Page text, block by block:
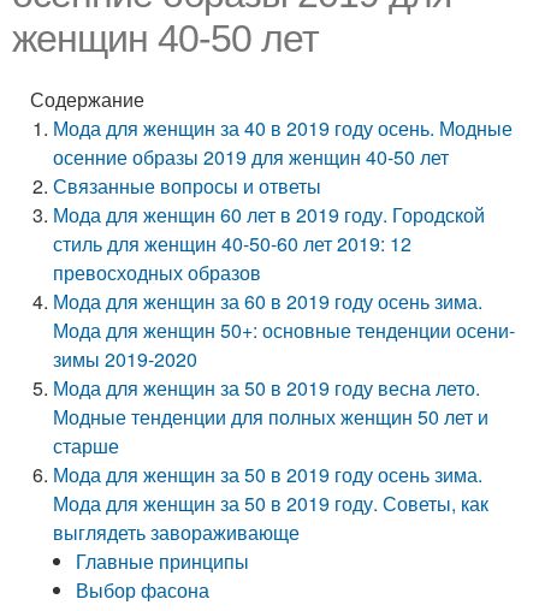
женщин 40-50 лет
Содержание
Мода для женщин за 40 в 2019 году осень. Модные
осенние образы 2019 для женщин 40-50 лет
Связанные вопросы и ответы
Мода для женщин 60 лет в 2019 году. Городской
стиль для женщин 40-50-60 лет 2019: 12
превосходных образов
Мода для женщин за 60 в 2019 году осень зима.
Мода для женщин 50+: основные тенденции осени-
зимы 2019-2020
Мода для женщин за 50 в 2019 году весна лето.
Модные тенденции для полных женщин 50 лет и
старше
Мода для женщин за 50 в 2019 году осень зима.
Мода для женщин за 50 в 2019 году. Советы, как
выглядеть завораживающе
Главные принципы
Выбор фасона